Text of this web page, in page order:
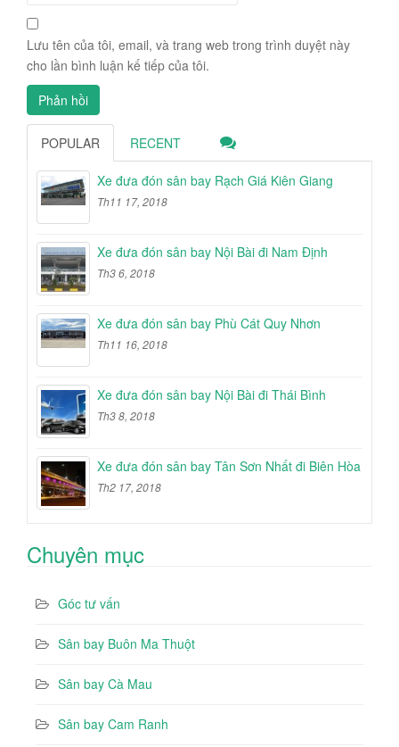
Lưu tên của tôi, email, và trang web trong trình duyệt này
cho lần bình luận kế tiếp của tôi.
POPULAR RECENT
Xe đưa đón sân bay Rạch Giá Kiên Giang
Th11 17, 2018
Xe đưa đón sân bay Nội Bài đi Nam Định
Th3 6, 2018
Xe đưa đón sân bay Phù Cát Quy Nhơn
Th11 16, 2018
Xe đưa đón sân bay Nội Bài đi Thái Bình
Th3 8, 2018
Xe đưa đón sân bay Tân Sơn Nhất đi Biên Hòa
Th2 17, 2018
Chuyên mục
Góc tư vấn
Sân bay Buôn Ma Thuột
Sân bay Cà Mau
Sân bay Cam Ranh